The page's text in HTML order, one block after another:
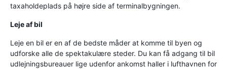
taxaholdeplads på højre side af terminalbygningen.
Leje af bil
Leje en bil er en af de bedste måder at komme til byen og
udforske alle de spektakulære steder. Du kan få adgang til bil
udlejningsbureauer lige udenfor ankomst haller i lufthavnen for